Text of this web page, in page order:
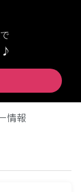
♪
情報